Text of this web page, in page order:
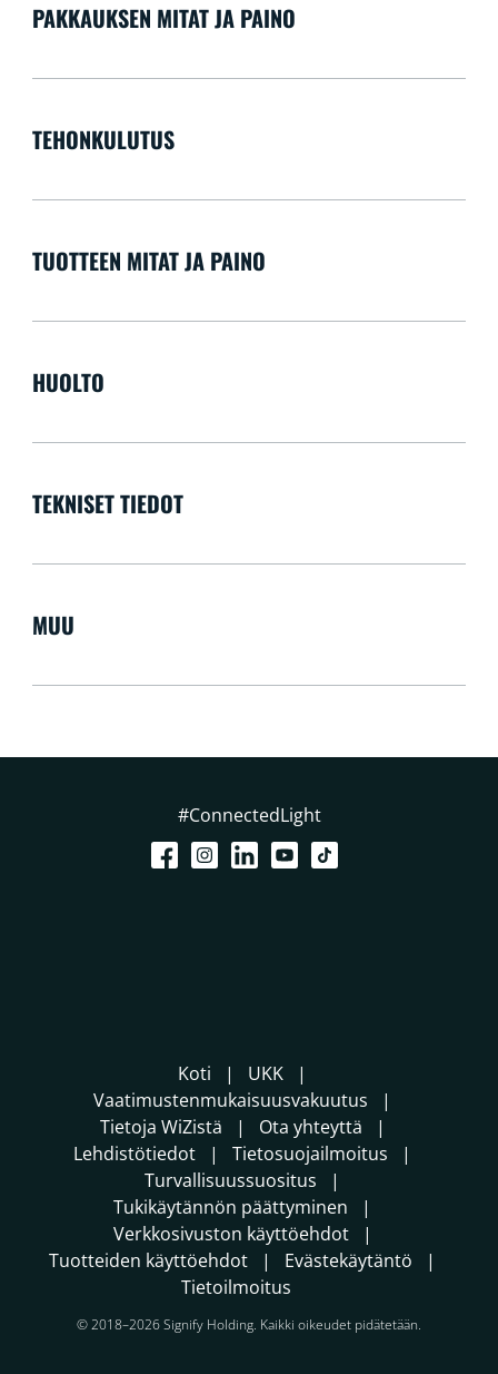
PAKKAUKSEN MITAT JA PAINO
TEHONKULUTUS
TUOTTEEN MITAT JA PAINO
HUOLTO
TEKNISET TIEDOT
MUU
#ConnectedLight
Koti
UKK
Vaatimustenmukaisuusvakuutus
Tietoja WiZistä
Ota yhteyttä
Lehdistötiedot
Tietosuojailmoitus
Turvallisuussuositus
Tukikäytännön päättyminen
Verkkosivuston käyttöehdot
Tuotteiden käyttöehdot
Evästekäytäntö
Tietoilmoitus
© 2018–2026 Signify Holding. Kaikki oikeudet pidätetään.